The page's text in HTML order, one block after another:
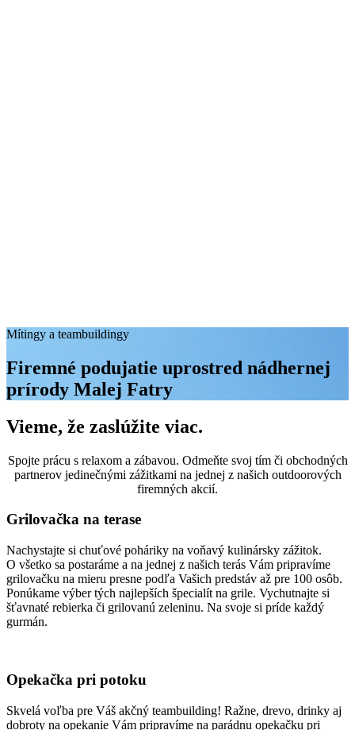
Mítingy a teambuildingy
Firemné podujatie uprostred nádhernej
prírody Malej Fatry
Vieme, že zaslúžite viac.
Spojte prácu s relaxom a zábavou. Odmeňte svoj tím či obchodných
partnerov jedinečnými zážitkami na jednej z našich outdoorových
firemných akcií.
Grilovačka na terase
Nachystajte si chuťové poháriky na voňavý kulinársky zážitok.
O všetko sa postaráme a na jednej z našich terás Vám pripravíme
grilovačku na mieru presne podľa Vašich predstáv až pre 100 osôb.
Ponúkame výber tých najlepších špecialít na grile. Vychutnajte si
šťavnaté rebierka či grilovanú zeleninu. Na svoje si príde každý
gurmán.
Opekačka pri potoku
Skvelá voľba pre Váš akčný teambuilding! Ražne, drevo, drinky aj
dobroty na opekanie Vám pripravíme na parádnu opekačku pri